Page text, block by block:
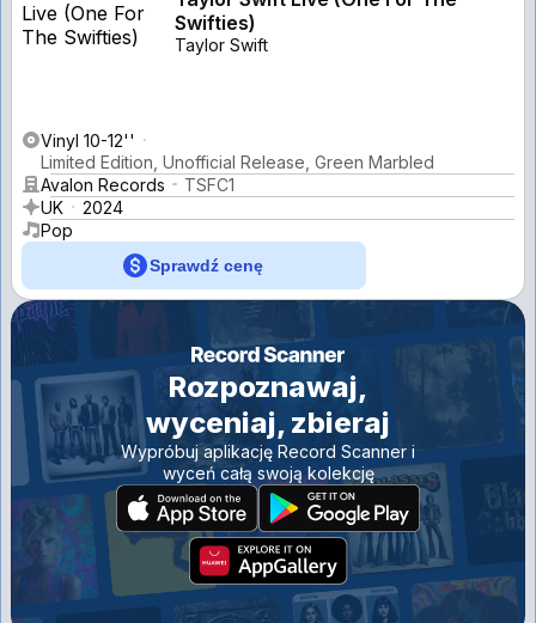
Swifties)
Taylor Swift
Vinyl 10-12''
Limited Edition, Unofficial Release, Green Marbled
Avalon Records
TSFC1
UK
2024
Pop
Sprawdź cenę
Rozpoznawaj,
wyceniaj, zbieraj
Wypróbuj aplikację Record Scanner i
wyceń całą swoją kolekcję